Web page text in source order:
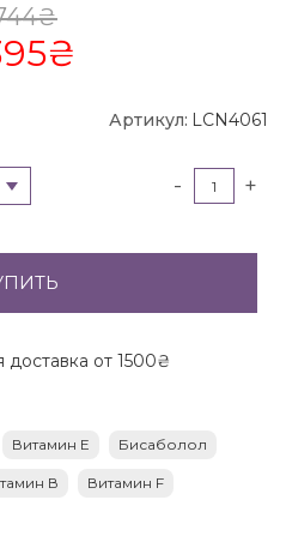
₴
₴
Артикул: LCN4061
- +
доставка от 1500₴
Витамин Е Бисаболол
В Витамин F